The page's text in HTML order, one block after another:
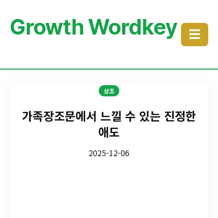
Growth Wordkey ☰
상조
가족장조문에서 느낄 수 있는 진정한
애도
2025-12-06